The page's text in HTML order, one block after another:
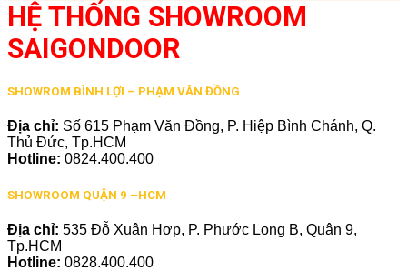
HỆ THỐNG SHOWROOM
SAIGONDOOR
SHOWROM BÌNH LỢI – PHẠM VĂN ĐỒNG
Địa chỉ: Số 615 Phạm Văn Đồng, P. Hiệp Bình Chánh, Q.
Thủ Đức, Tp.HCM
Hotline: 0824.400.400
SHOWROOM QUẬN 9 –HCM
Địa chỉ: 535 Đỗ Xuân Hợp, P. Phước Long B, Quận 9,
Tp.HCM
Hotline: 0828.400.400